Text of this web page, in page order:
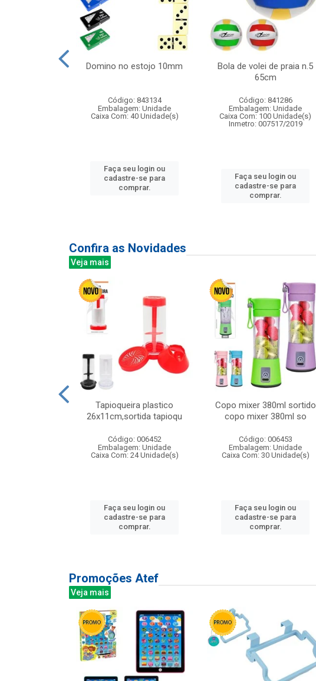
Domino no estojo 10mm
Código: 843134
Embalagem: Unidade
Caixa Com: 40 Unidade(s)
Faça seu login ou
cadastre-se para
comprar.
Bola de volei de praia n.5
65cm
Código: 841286
Embalagem: Unidade
Caixa Com: 100 Unidade(s)
Inmetro: 007517/2019
Faça seu login ou
cadastre-se para
comprar.
Confira as Novidades
Veja mais
Tapioqueira plastico
26x11cm,sortida tapioqu
Código: 006452
Embalagem: Unidade
Caixa Com: 24 Unidade(s)
Faça seu login ou
cadastre-se para
comprar.
Copo mixer 380ml sortido
copo mixer 380ml so
Código: 006453
Embalagem: Unidade
Caixa Com: 30 Unidade(s)
Faça seu login ou
cadastre-se para
comprar.
Promoções Atef
Veja mais